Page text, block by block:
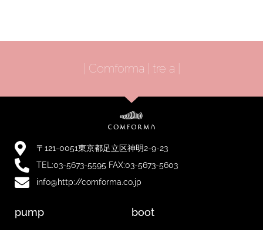
| Comforma | tre a |
〒121-0051東京都足立区神明2-9-23
TEL:03-5673-5595 FAX:03-5673-5603
info@http://comforma.co.jp
pump boot